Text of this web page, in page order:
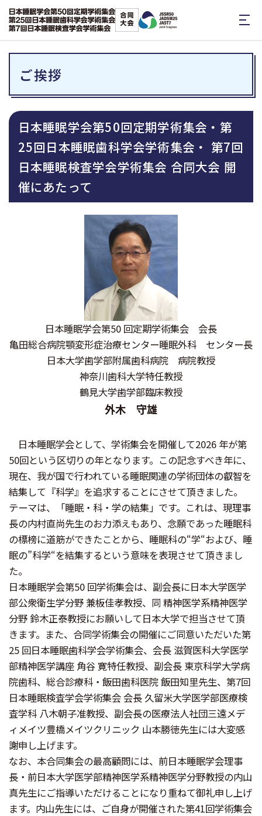
ご挨拶
日本睡眠学会第50回定期学術集会・第
25回日本睡眠歯科学会学術集会・ 第7回
日本睡眠検査学会学術集会 合同大会 開
催にあたって
日本睡眠学会第50 回定期学術集会 会長
亀田総合病院顎変形症治療センター睡眠外科 センター長
日本大学歯学部附属歯科病院 病院教授
神奈川歯科大学特任教授
鶴見大学歯学部臨床教授
外木 守雄
日本睡眠学会として、学術集会を開催して2026 年が第
50回という区切りの年となります。この記念すべき年に、
現在、我が国で行われている睡眠関連の学術団体の叡智を
結集して『科学』を追求することにさせて頂きました。
テーマは、「睡眠・科・学の結集」です。これは、現理事
長の内村直尚先生のお力添えもあり、念願であった睡眠科
の標榜に道筋ができたことから、睡眠科の“学“および、睡
眠の”科学“を結集するという意味を表現させて頂きまし
た。
日本睡眠学会第50 回学術集会は、副会長に日本大学医学
部公衆衛生学分野 兼板佳孝教授、同 精神医学系精神医学
分野 鈴木正泰教授にお願いして日本大学で担当させて頂
きます。また、合同学術集会の開催にご同意いただいた第
25 回日本睡眠歯科学会学術集会、会長 滋賀医科大学医学
部精神医学講座 角谷 寛特任教授、副会長 東京科学大学病
院歯科、総合診療科・飯田歯科医院 飯田知里先生、第7回
日本睡眠検査学会学術集会 会長 久留米大学医学部医療検
査学科 八木朝子准教授、副会長の医療法人社団三遠メデ
ィメイツ豊橋メイツクリニック 山本勝徳先生には大変感
謝申し上げます。
なお、本合同集会の最高顧問には、前日本睡眠学会理事
長・前日本大学医学部精神医学系精神医学分野教授の内山
真先生にご指導いただけることになり重ねて御礼申し上げ
ます。内山先生には、ご自身が開催された第41回学術集会